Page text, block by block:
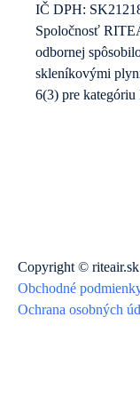
IČ DPH:
Spoločnosť
odbornej
skleníkovými
6(3) pre kategóriu
Copyright © riteair.sk
Obchodné
Ochrana osobných